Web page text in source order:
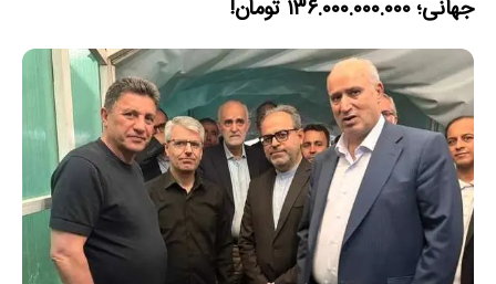
جهانی؛ ۱۳۶.۰۰۰.۰۰۰.۰۰۰ تومان!